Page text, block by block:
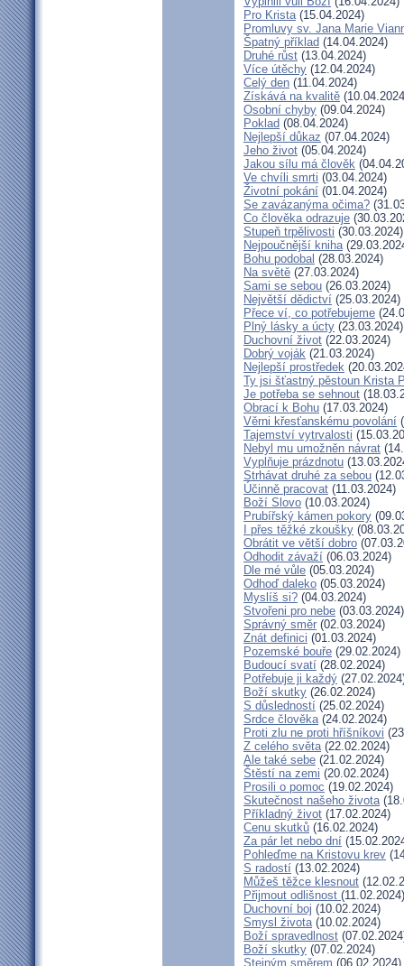
Pro Krista(15.04.2024)
Promluvy sv. Jana Marie
Špatný příklad (14.04.2024)
Druhé růst (13.04.2024)
Více útěchy (12.04.2024)
Celý den (11.04.2024)
Získává na kvalitě
Osobní chyby (09.04.2024)
Poklad (08.04.2024)
Nejlepší důkaz (07.04.2024)
Jeho život (05.04.2024)
Jakou sílu má člověk
Ve chvíli smrti (03.04.2024)
Životní pokání (01.04.2024)
Se zavázanýma očima?
Co člověka odrazuje
Stupeň trpělivosti (30.03.2024)
Nejpoučnější kniha
Bohu podobal (28.03.2024)
Na světě (27.03.2024)
Sami se sebou (26.03.2024)
Největší dědictví (25.03.2024)
Přece ví, co potřebujeme
Plný lásky a úcty (23.03.2024)
Duchovní život (22.03.2024)
Dobrý voják (21.03.2024)
Nejlepší prostředek
Ty jsi šťastný pěstoun Krista
Je potřeba se sehnout
Obrací k Bohu (17.03.2024)
Věrni křesťanskému povolání
Tajemství vytrvalosti
Nebyl mu umožněn návrat
Vyplňuje prázdnotu
Strhávat druhé za sebou
Účinně pracovat (11.03.2024)
Boží Slovo (10.03.2024)
Prubířský kámen pokory
I přes těžké zkoušky
Obrátit ve větší dobro
Odhodit závaží (06.03.2024)
Dle mé vůle (05.03.2024)
Odhoď daleko (05.03.2024)
Myslíš si? (04.03.2024)
Stvořeni pro nebe (03.03.2024)
Správný směr (02.03.2024)
Znát definici (01.03.2024)
Pozemské bouře (29.02.2024)
Budoucí svatí (28.02.2024)
Potřebuje ji každý
Boží skutky (26.02.2024)
S důsledností (25.02.2024)
Srdce člověka(24.02.2024)
Proti zlu ne proti hříšníkovi
Z celého světa(22.02.2024)
Ale také sebe (21.02.2024)
Štěstí na zemi (20.02.2024)
Prosili o pomoc (19.02.2024)
Skutečnost našeho života
Příkladný život (17.02.2024)
Cenu skutků (16.02.2024)
Za pár let nebo dní
Pohleďme na Kristovu krev
S radostí (13.02.2024)
Můžeš těžce klesnout
Přijmout odlišnost (11.02.2024)
Duchovní boj (10.02.2024)
Smysl života(10.02.2024)
Boží spravedlnost
Boží skutky (07.02.2024)
Stejným směrem (06.02.2024)